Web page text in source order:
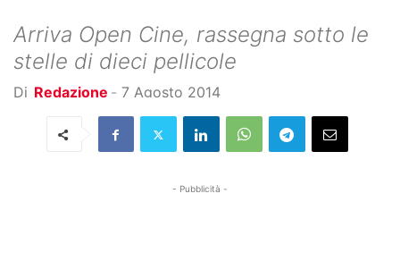
Arriva Open Cine, rassegna sotto le
stelle di dieci pellicole
Di Redazione - 7 Agosto 2014
- Pubblicità -